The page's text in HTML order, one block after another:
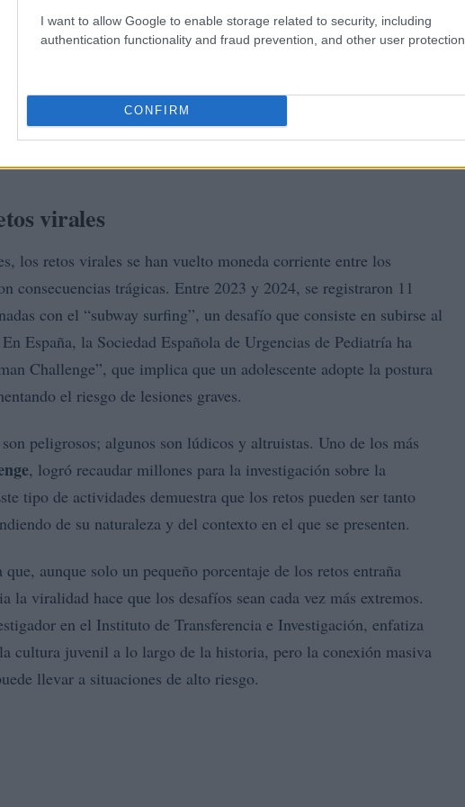
I want to allow Google to enable storage related to security, including
authentication functionality and fraud prevention, and other user protection.
CONFIRM
virales
los retos virales se han vuelto moneda corriente entre los
consecuencias trágicas. Entre 2023 y 2024, se registraron 11
con el “subway surfing”, un desafío que consiste en subirse al
España, la Sociedad Española de Urgencias de Pediatría ha
Challenge”, que implica que un adolescente adopte la postura
el riesgo de lesiones graves.
peligrosos; algunos son lúdicos y altruistas. Uno de los más
, logró recaudar millones para la investigación sobre la
tipo de actividades demuestra que los retos pueden ser tanto
de su naturaleza y del contexto en el que se presenten.
aunque solo un pequeño porcentaje de los retos entraña
la viralidad hace que los desafíos sean cada vez más extremos.
en el Instituto de Transferencia e Investigación, enfatiza
cultura juvenil a lo largo de la historia, pero la conexión masiva
llevar a situaciones de alto riesgo.